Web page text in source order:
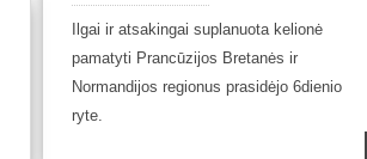
Ilgai ir atsakingai suplanuota kelionė
pamatyti Prancūzijos Bretanės ir
Normandijos regionus prasidėjo 6dienio
ryte.